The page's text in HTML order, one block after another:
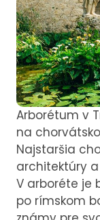
Arborétum v
na
Najstaršia
architektúry
V arboréte je
po rímskom